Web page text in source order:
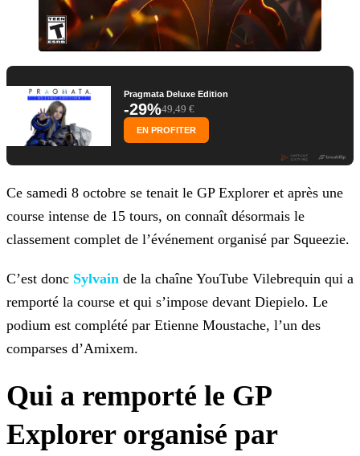
Pragmata Deluxe Edition
-29%49,49 €
EN PROFITER
Ce samedi 8 octobre se tenait le GP Explorer et après une
course intense de 15 tours, on connaît désormais le
classement complet de l’événement organisé par Squeezie.
C’est donc Sylvain de la chaîne YouTube Vilebrequin qui a
remporté la course et qui s’impose devant Diepielo. Le
podium est complété par Etienne Moustache, l’un des
comparses d’Amixem.
Qui a remporté le GP
Explorer organisé par